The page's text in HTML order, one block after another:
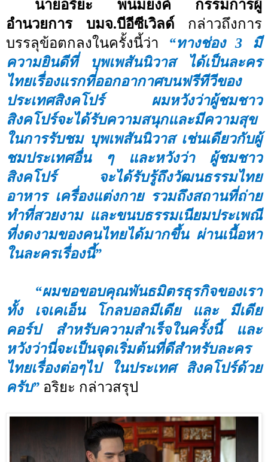
นายอริยะ พนมยงค์ กรรมการผู้
อำนวยการ บมจ.บีอีซีเวิลด์ กล่าวถึงการ
บรรลุข้อตกลงในครั้งนี้ว่า “ทางช่อง3 มี
ความยินดีที่ บุพเพสันนิวาส ได้เป็นละคร
ไทยเรื่องแรกที่ออกอากาศบนฟรีทีวีของ
ประเทศสิงคโปร์ ผมหวังว่าผู้ชมชาว
สิงคโปร์จะได้รับความสนุกและมีความสุข
ในการรับชม บุพเพสันนิวาส เช่นเดียวกับผู้
ชมประเทศอื่น ๆ และหวังว่า ผู้ชมชาว
สิงคโปร์ จะได้รับรู้ถึงวัฒนธรรมไทย
อาหาร เครื่องแต่งกาย รวมถึงสถานที่ถ่าย
ทำที่สวยงาม และขนบธรรมเนียมประเพณี
ที่งดงามของคนไทยได้มากขึ้น ผ่านเนื้อหา
ในละครเรื่องนี้”
“ผมขอขอบคุณพันธมิตรธุรกิจของเรา
ทั้ง เจเคเอ็น โกลบอลมีเดีย และ มีเดีย
คอร์ป สำหรับความสำเร็จในครั้งนี้ และ
หวังว่านี่จะเป็นจุดเริ่มต้นที่ดีสำหรับละคร
ไทยเรื่องต่อๆไป ในประเทศ สิงคโปร์ด้วย
ครับ” อริยะ กล่าวสรุป